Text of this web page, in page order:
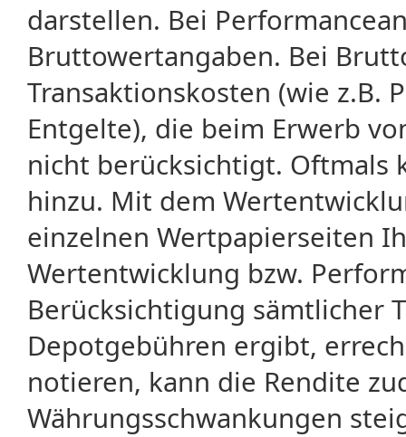
darstellen. Bei
Bruttowertangaben. Bei
Transaktionskosten (wie z.B.
Entgelte), die beim Erwerb
nicht berücksichtigt. Oftmals
hinzu. Mit dem
einzelnen Wertpapierseiten
Wertentwicklung bzw.
Berücksichtigung sämtlicher
Depotgebühren ergibt,
notieren, kann die Rendite
Währungsschwankungen